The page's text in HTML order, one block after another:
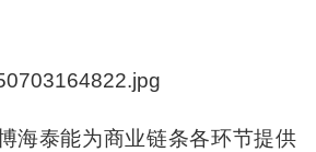
海泰能为商业链条各环节提供